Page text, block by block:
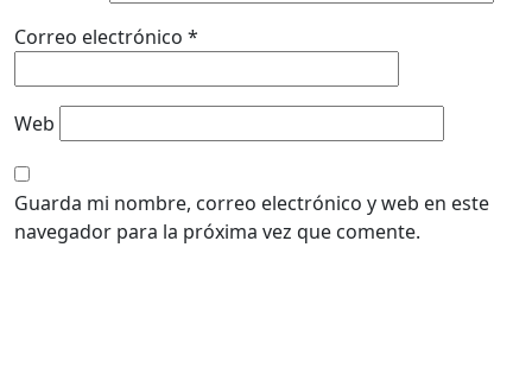
Correo electrónico *
Web
Guarda mi nombre, correo electrónico y web en este
navegador para la próxima vez que comente.